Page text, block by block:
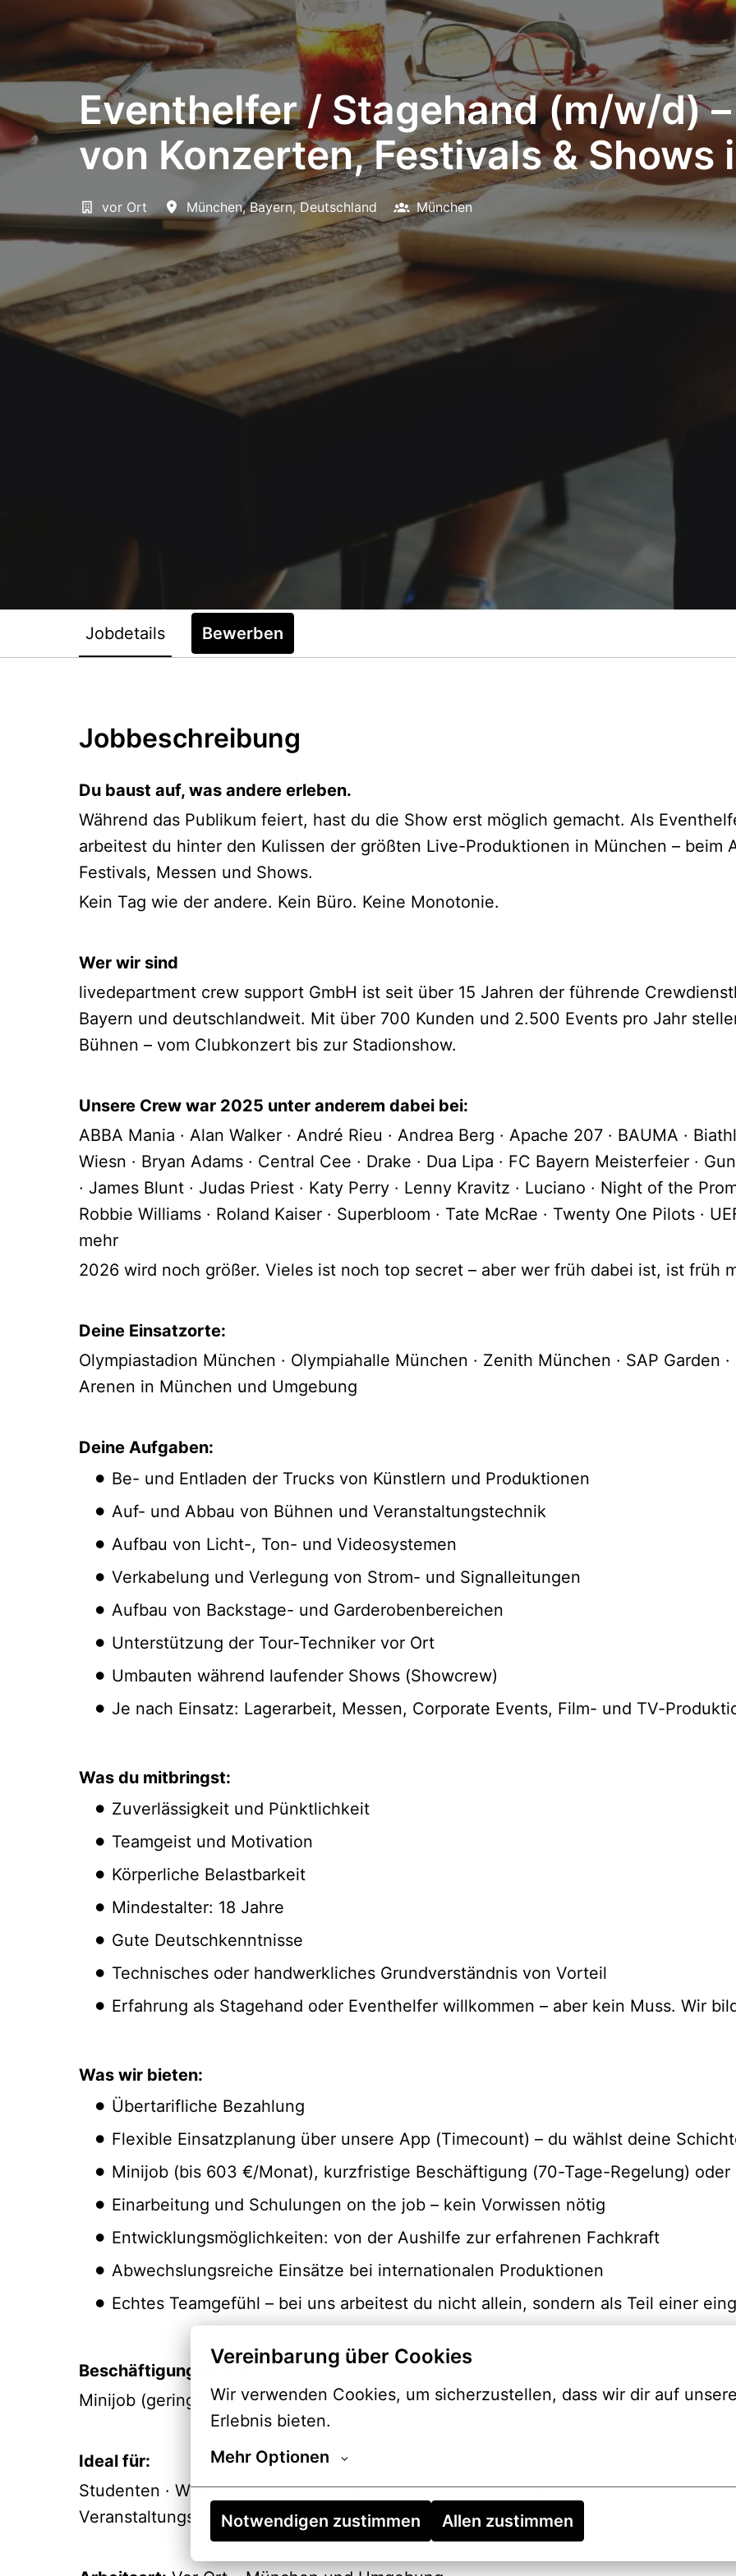
Vereinbarung über Cookies
Wir verwenden Cookies, um sicherzustellen, dass wir dir auf
Erlebnis bieten.
Mehr Optionen
Notwendigen zustimmen Allen zustimmen
Eventhelfer / Stagehand (m/w/d)
von Konzerten, Festivals & Shows
vor Ort München, Bayern, Deutschland München
Jobdetails Bewerben
Jobbeschreibung
Du baust auf, was andere erleben.
Während das Publikum feiert, hast du die Show erst möglich gemacht. Als
arbeitest du hinter den Kulissen der größten Live-Produktionen in München – beim
Festivals, Messen und Shows.
Kein Tag wie der andere. Kein Büro. Keine Monotonie.
Wer wir sind
livedepartment crew support GmbH ist seit über 15 Jahren der führende
Bayern und deutschlandweit. Mit über 700 Kunden und 2.500 Events pro Jahr
Bühnen – vom Clubkonzert bis zur Stadionshow.
Unsere Crew war 2025 unter anderem dabei bei:
ABBA Mania · Alan Walker · André Rieu · Andrea Berg · Apache 207 · BAUMA ·
Wiesn · Bryan Adams · Central Cee · Drake · Dua Lipa · FC Bayern Meisterfeier ·
· James Blunt · Judas Priest · Katy Perry · Lenny Kravitz · Luciano · Night of the
Robbie Williams · Roland Kaiser · Superbloom · Tate McRae · Twenty One Pilots ·
mehr
2026 wird noch größer. Vieles ist noch top secret – aber wer früh dabei ist, ist früh
Deine Einsatzorte:
Olympiastadion München · Olympiahalle München · Zenith München · SAP Garden
Arenen in München und Umgebung
Deine Aufgaben:
Be- und Entladen der Trucks von Künstlern und Produktionen
Auf- und Abbau von Bühnen und Veranstaltungstechnik
Aufbau von Licht-, Ton- und Videosystemen
Verkabelung und Verlegung von Strom- und Signalleitungen
Aufbau von Backstage- und Garderobenbereichen
Unterstützung der Tour-Techniker vor Ort
Umbauten während laufender Shows (Showcrew)
Je nach Einsatz: Lagerarbeit, Messen, Corporate Events, Film- und TV-
Was du mitbringst:
Zuverlässigkeit und Pünktlichkeit
Teamgeist und Motivation
Körperliche Belastbarkeit
Mindestalter: 18 Jahre
Gute Deutschkenntnisse
Technisches oder handwerkliches Grundverständnis von Vorteil
Erfahrung als Stagehand oder Eventhelfer willkommen – aber kein Muss. Wir
Was wir bieten:
Übertarifliche Bezahlung
Flexible Einsatzplanung über unsere App (Timecount) – du wählst deine
Minijob (bis 603 €/Monat), kurzfristige Beschäftigung (70-Tage-Regelung)
Einarbeitung und Schulungen on the job – kein Vorwissen nötig
Entwicklungsmöglichkeiten: von der Aushilfe zur erfahrenen Fachkraft
Abwechslungsreiche Einsätze bei internationalen Produktionen
Echtes Teamgefühl – bei uns arbeitest du nicht allein, sondern als Teil einer
Beschäftigungsarten:
Minijob (geringfügige Beschäftigung) · Kurzfristige Beschäftigung (70-Tage-
Ideal für:
Studenten · Werkstudenten · Schüler (ab 18 Jahren) · Quereinsteiger · Aushilfen ·
Veranstaltungstechniker · Handwerker · Eventhelfer · Menschen mit Interesse an